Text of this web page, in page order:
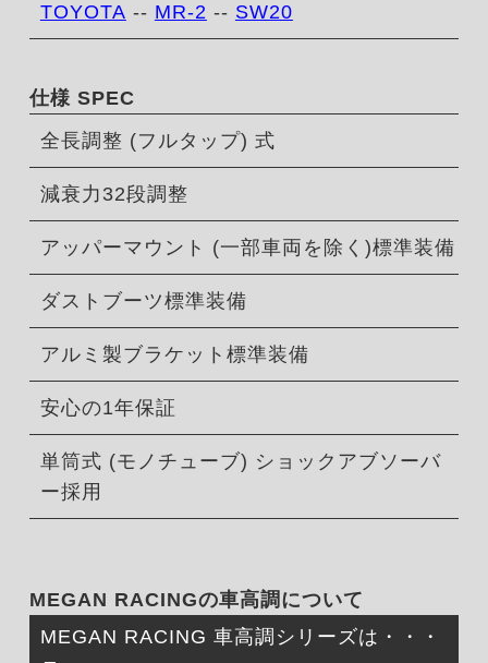
TOYOTA -- MR-2 -- SW20
仕様 SPEC
全長調整 (フルタップ) 式
減衰力32段調整
アッパーマウント (一部車両を除く)標準装備
ダストブーツ標準装備
アルミ製ブラケット標準装備
安心の1年保証
単筒式 (モノチューブ) ショックアブソーバ
ー採用
MEGAN RACINGの車高調について
MEGAN RACING 車高調シリーズは・・・